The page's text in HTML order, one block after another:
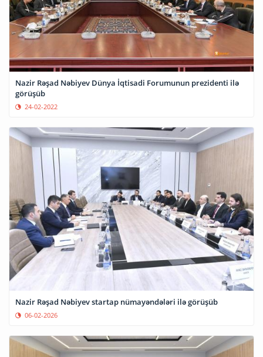
Nazir Rəşad Nəbiyev Dünya İqtisadi Forumunun prezidenti ilə
görüşüb
24-02-2022
Nazir Rəşad Nəbiyev startap nümayəndələri ilə görüşüb
06-02-2026